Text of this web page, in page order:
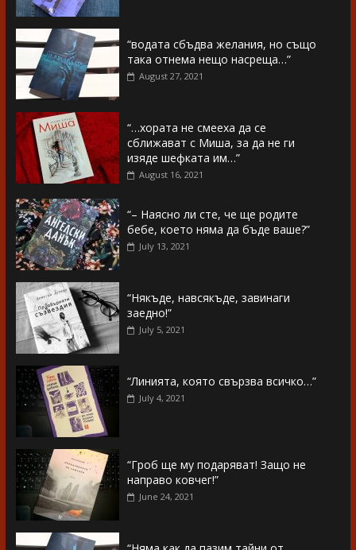
“водата сбъдва желания, но също
така отнема нещо насреща…”
August 27, 2021
“…хората не смееха да се
сближават с Миша, за да не ги
изяде шефката им…”
August 16, 2021
“– Наясно ли сте, че ще родите
бебе, което няма да бъде ваше?”
July 13, 2021
“Някъде, навсякъде, завинаги
заедно!”
July 5, 2021
“Линията, която свързва всичко…”
July 4, 2021
“Гроб ще му подаряват! Защо не
направо ковчег!”
June 24, 2021